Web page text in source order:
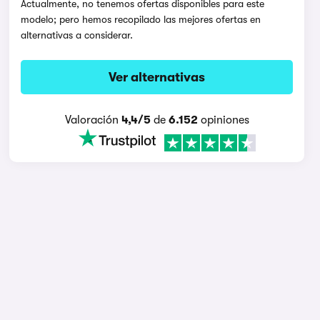
Actualmente, no tenemos ofertas disponibles para este
modelo; pero hemos recopilado las mejores ofertas en
alternativas a considerar.
Ver alternativas
Valoración 4,4/5de 6.152 opiniones